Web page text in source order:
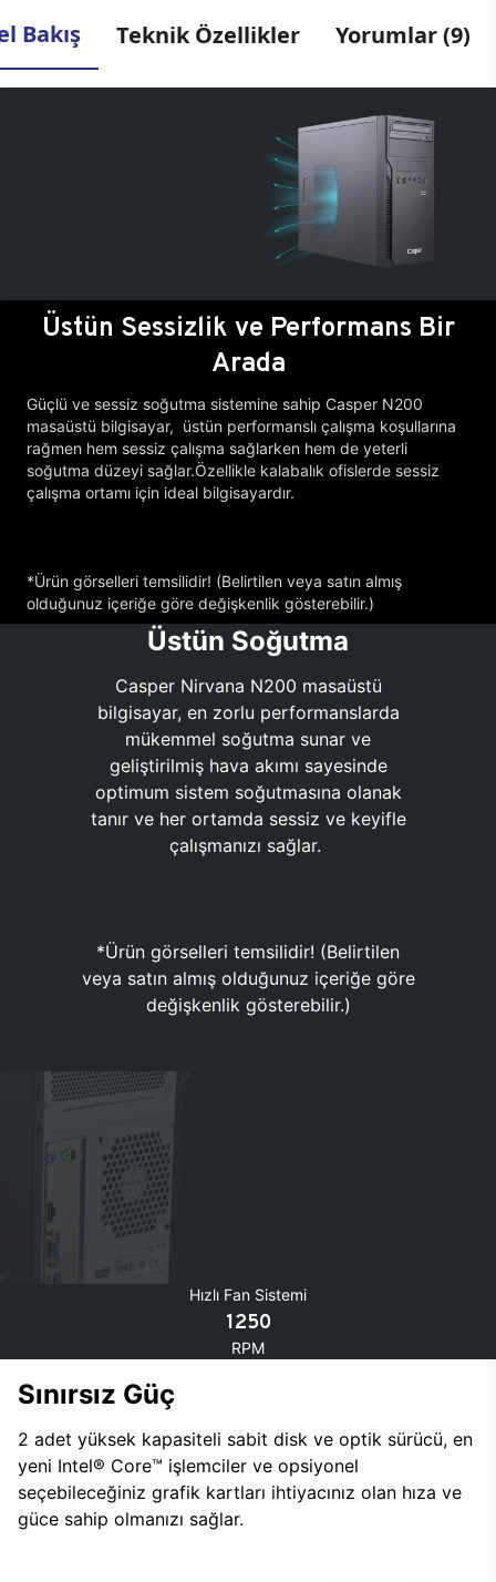
Bakış Teknik Özellikler Yorumlar (9)
Üstün Sessizlik ve Performans Bir
Arada
Güçlü ve sessiz soğutma sistemine sahip Casper N200
masaüstü bilgisayar, üstün performanslı çalışma koşullarına
rağmen hem sessiz çalışma sağlarken hem de yeterli
soğutma düzeyi sağlar.Özellikle kalabalık ofislerde sessiz
çalışma ortamı için ideal bilgisayardır.
*Ürün görselleri temsilidir! (Belirtilen veya satın almış
olduğunuz içeriğe göre değişkenlik gösterebilir.)
Üstün Soğutma
Casper Nirvana N200 masaüstü
bilgisayar, en zorlu performanslarda
mükemmel soğutma sunar ve
geliştirilmiş hava akımı sayesinde
optimum sistem soğutmasına olanak
tanır ve her ortamda sessiz ve keyifle
çalışmanızı sağlar.
*Ürün görselleri temsilidir! (Belirtilen
veya satın almış olduğunuz içeriğe göre
değişkenlik gösterebilir.)
Hızlı Fan Sistemi
1250
RPM
Sınırsız Güç
2 adet yüksek kapasiteli sabit disk ve optik sürücü, en
yeni Intel® Core™ işlemciler ve opsiyonel
seçebileceğiniz grafik kartları ihtiyacınız olan hıza ve
güce sahip olmanızı sağlar.